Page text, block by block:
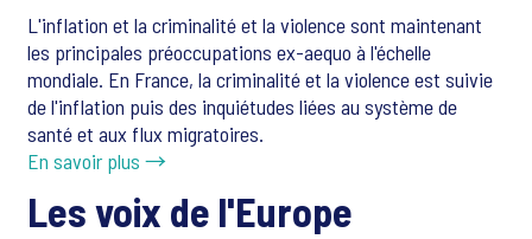
L'inflation et la criminalité et la violence sont maintenant
les principales préoccupations ex-aequo à l'échelle
mondiale. En France, la criminalité et la violence est suivie
de l'inflation puis des inquiétudes liées au système de
santé et aux flux migratoires.
En savoir plus →
Les voix de l'Europe